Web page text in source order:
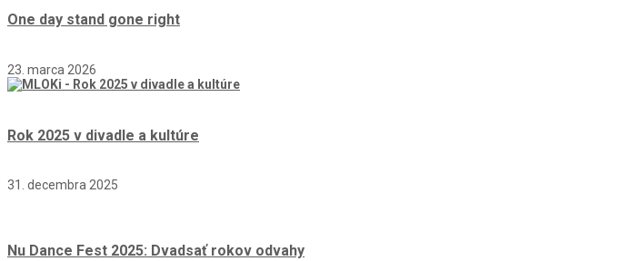
One day stand gone right
23. marca 2026
Rok 2025 v divadle a kultúre
31. decembra 2025
Nu Dance Fest 2025: Dvadsať rokov odvahy